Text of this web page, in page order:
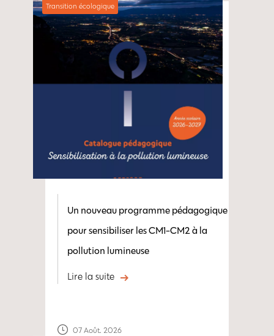
Transition écologique
Un nouveau programme pédagogique
pour sensibiliser les CM1-CM2 à la
pollution lumineuse
Lire la suite
07 Août. 2026